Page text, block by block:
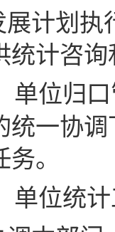
展计划
统计咨
位归
统一协
。
单位统